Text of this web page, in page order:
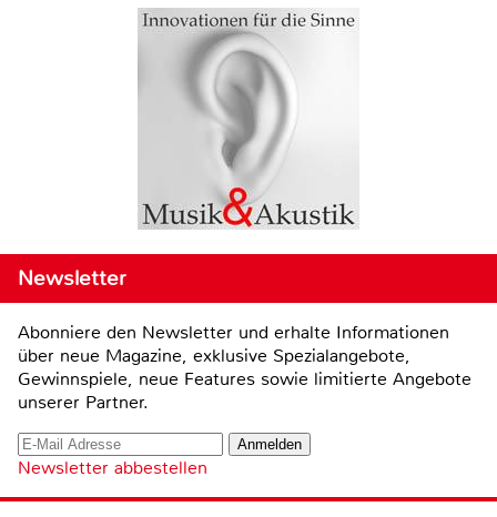
Newsletter
Abonniere den Newsletter und erhalte Informationen
über neue Magazine, exklusive Spezialangebote,
Gewinnspiele, neue Features sowie limitierte Angebote
unserer Partner.
Newsletter abbestellen